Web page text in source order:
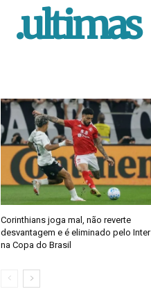
.ultimas
Corinthians joga mal, não reverte
desvantagem e é eliminado pelo Inter
na Copa do Brasil